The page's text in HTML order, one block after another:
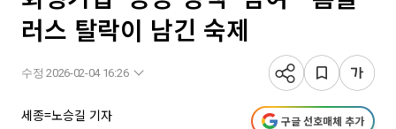
러스 탈락이 남긴 숙제
수정 2026-02-04 16:26
세종=노승길 기자 구글 선호매체 추가